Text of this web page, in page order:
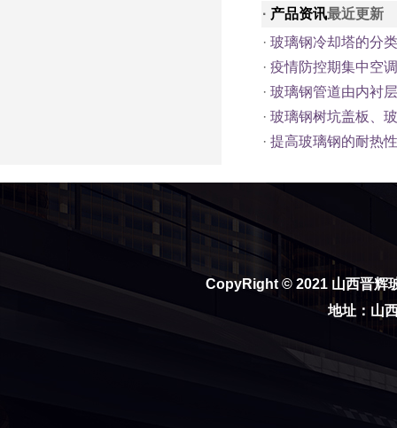
· 产品资讯最近更新
· 玻璃钢冷却塔的分
· 疫情防控期集中空
· 玻璃钢管道由内衬
· 玻璃钢树坑盖板、
· 提高玻璃钢的耐热
CopyRight © 2021 山西晋辉
地址：山